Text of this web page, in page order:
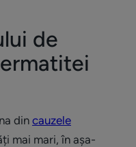
de
dincauzele
mai mari, în așa-